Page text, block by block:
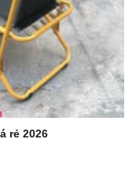
rẻ 2026